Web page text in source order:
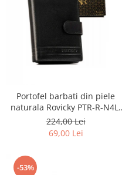
Portofel barbati din piele
naturala Rovicky PTR-R-N4L-
GAT-8922 B+B
224,00 Lei
69,00 Lei
-53%